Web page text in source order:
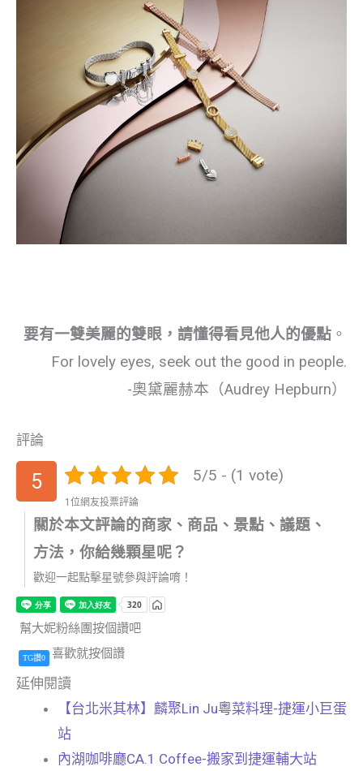
要有一雙美麗的雙眼，請懂得看見他人的優點 。
For lovely eyes, seek out the good in people.
-奧黛麗赫本（Audrey Hepburn）
評論
5 5/5 - (1 vote)
1位網友投票評論
關於本文評論的商家、商品、景點、議題、
方法，你給幾顆星呢？
歡迎一起點擊星號參與評論唷！
幫大妮粉絲團按個讚吧
TG讚0 喜歡就按個讚
延伸閱讀
【台北米其林】麟聚Lin Ju粵菜料理-捷運小巨蛋
站
內湖咖啡廳CA.1 Coffee-搬家到捷運輔大站